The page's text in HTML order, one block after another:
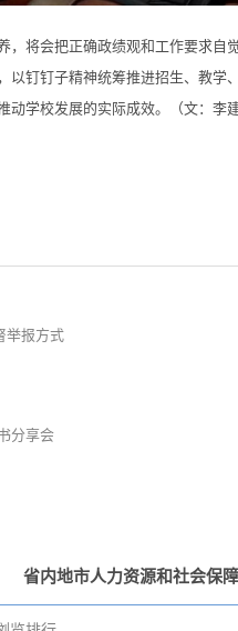
会把正确政绩观和工作要求自
钉钉子精神统筹推进招生、教学
学校发展的实际成效。（文：李建
举报方式
分享会
省内地市人力资源和社会保